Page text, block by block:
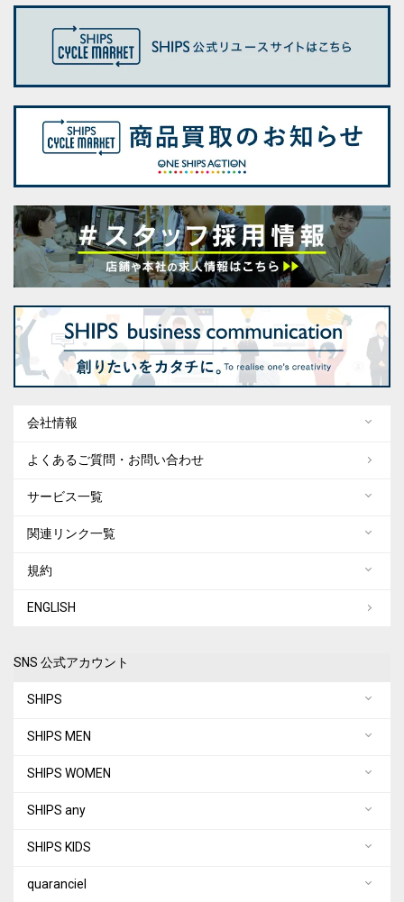
会社情報
よくあるご質問・お問い合わせ
サービス一覧
関連リンク一覧
規約
ENGLISH
SNS 公式アカウント
SHIPS
SHIPS MEN
SHIPS WOMEN
SHIPS any
SHIPS KIDS
quaranciel